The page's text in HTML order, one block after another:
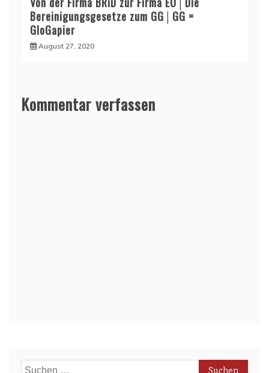
Bereinigungsgesetze zum GG│GG =
GloGapier
August 27, 2020
Kommentar verfassen
Suchen